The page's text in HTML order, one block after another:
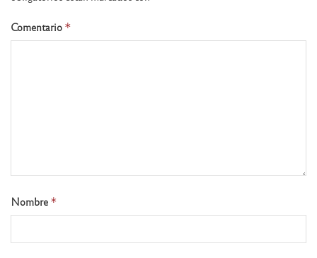
Comentario *
Nombre *